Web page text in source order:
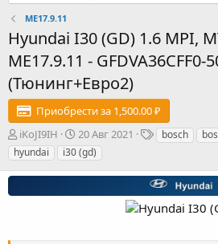
ME17.9.11
Hyundai I30 (GD) 1.6 MPI,
ME17.9.11 -
(Тюнинг+Евро2)
Приобрести за 1,500.00 ₽
А
в
т
о
iKoJI9IH
Д
а
т
а
20 Авг 2021
Т
и
bosch
hyundai
i30 (gd)